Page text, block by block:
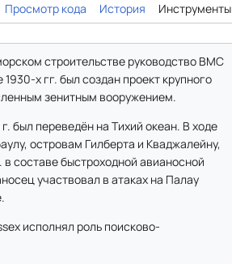
Просмотр кода История Инструменты
строительстве руководство ВМС
х гг. был создан проект крупного
зенитным вооружением.
был переведён на Тихий океан. В ходе
островам Гилберта и Кваджалейну,
составе быстроходной авианосной
участвовал в атаках на Палау
исполнял роль поисково-